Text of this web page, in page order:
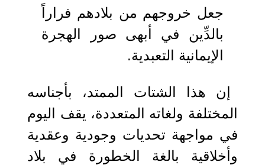
جعل خروجهم من بلادهم فراراً
بالدِّين في أبهى صور الهجرة
الإيمانية التعبدية.
إن هذا الشتات الممتد، بأجناسه
المختلفة ولغاته المتعددة، يقف اليوم
في مواجهة تحديات وجودية وعقدية
وأخلاقية بالغة الخطورة في بلاد